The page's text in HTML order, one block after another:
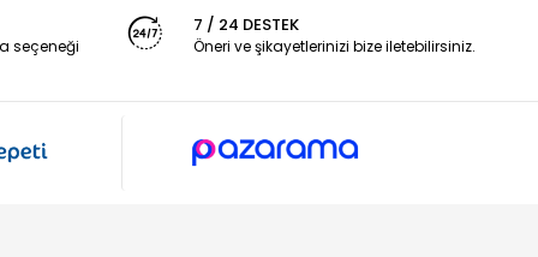
seçeneği
7 / 24 DESTEK
Öneri ve şikayetlerinizi bize iletebilirsiniz.